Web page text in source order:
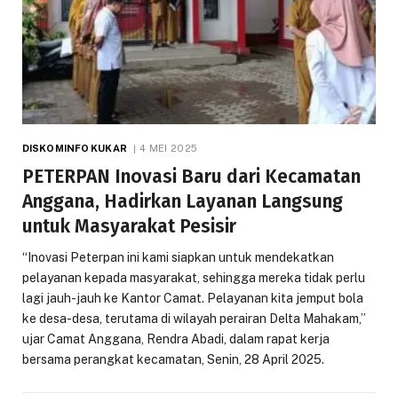
DISKOMINFO KUKAR 4 MEI 2025
PETERPAN Inovasi Baru dari Kecamatan
Anggana, Hadirkan Layanan Langsung
untuk Masyarakat Pesisir
“Inovasi Peterpan ini kami siapkan untuk mendekatkan
pelayanan kepada masyarakat, sehingga mereka tidak perlu
lagi jauh-jauh ke Kantor Camat. Pelayanan kita jemput bola
ke desa-desa, terutama di wilayah perairan Delta Mahakam,”
ujar Camat Anggana, Rendra Abadi, dalam rapat kerja
bersama perangkat kecamatan, Senin, 28 April 2025.